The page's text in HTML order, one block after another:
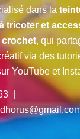
dans la
tricoter et
crochet, qui
via des
YouTube et
|